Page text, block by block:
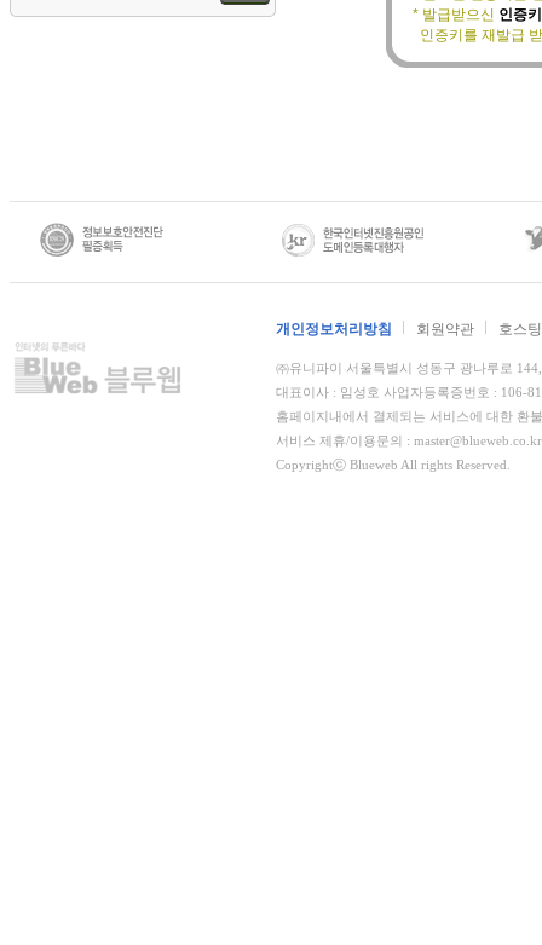
* 발급받으신 인증
인증키를 재발급
개인정보처리방침 회원약관 호스
㈜유니파이 서울특별시 성동구 광나루로
대표이사 : 임성호 사업자등록증번호 : 106-
홈페이지내에서 결제되는 서비스에 대한 환
서비스 제휴/이용문의 : master@blueweb.co.kr
Copyrightⓒ Blueweb All rights Reserved.